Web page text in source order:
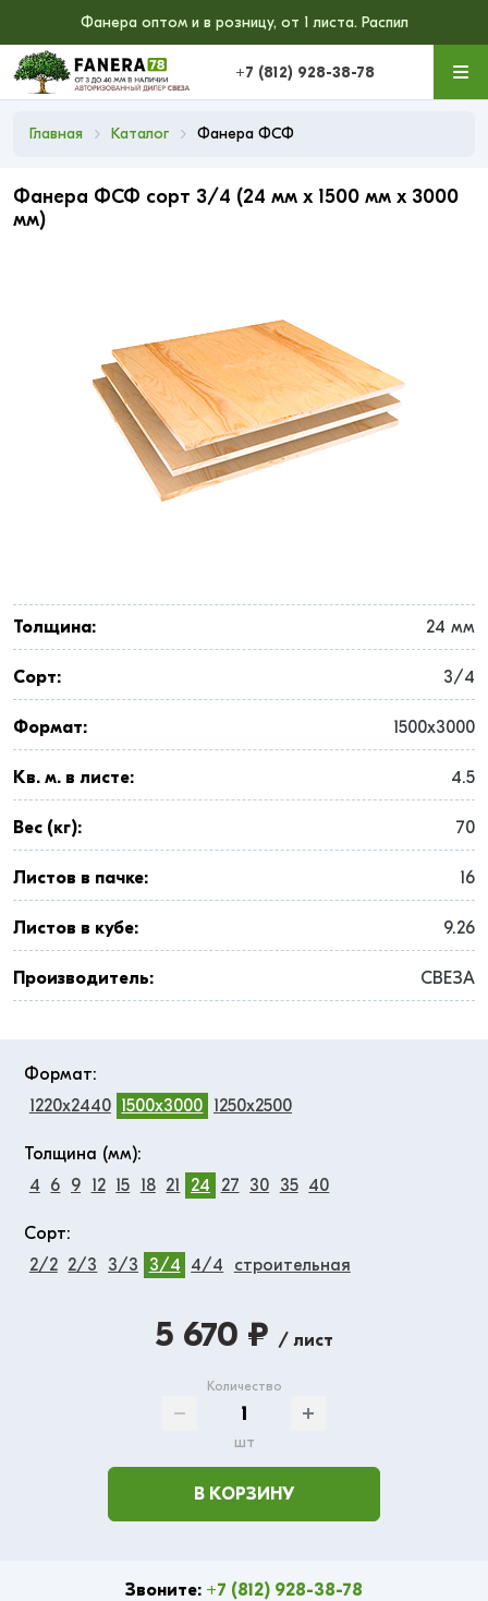
Фанера оптом и в розницу, от 1 листа. Распил
+7 (812) 928-38-78
Главная Каталог Фанера ФСФ
Фанера ФСФ сорт 3/4 (24 мм x 1500 мм x 3000
мм)
Толщина: 24 мм
Сорт: 3/4
Формат: 1500x3000
Кв. м. в листе: 4.5
Вес (кг): 70
Листов в пачке: 16
Листов в кубе: 9.26
Производитель: СВЕЗА
Формат:
1220x2440 1500x3000 1250x2500
Толщина (мм):
4
6 9 12 15 18 21 24 27 30 35 40
Сорт:
2/2 2/3 3/3 3/4 4/4 строительная
5 670 ₽ / лист
Количество
шт
В КОРЗИНУ
Звоните: +7 (812) 928-38-78